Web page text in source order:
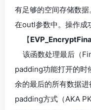
有足够的空间存储数
在outl参数中。操作成
【
该函数处理最后（
padding功能打开的时
余的最后的所有数据
padding方式（AKA